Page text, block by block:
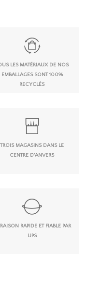
LES MATÉRIAUX DE NOS
EMBALLAGES SONT 100%
RECYCLÉS
TROIS MAGASINS DANS LE
CENTRE D'ANVERS
RAPIDE ET FIABLE PAR
UPS